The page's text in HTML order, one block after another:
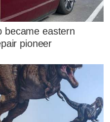
became eastern
pioneer